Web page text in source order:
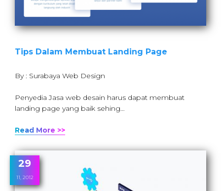
Tips Dalam Membuat Landing Page
By : Surabaya Web Design
Penyedia Jasa web desain harus dapat membuat
landing page yang baik sehing…
Read More >>
29
11, 2012